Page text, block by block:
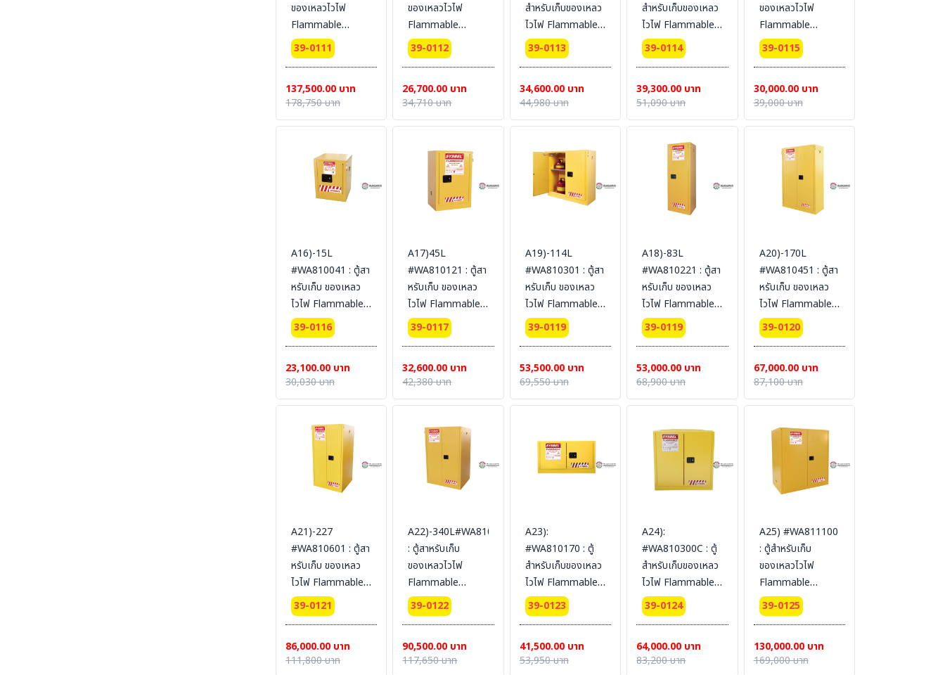
ของเหลวไวไฟ
Flammable
Cabinets 434 L 2
door (manual)
Packing
dimension
165x150x86
สายดิน)
39-0111
137,500.00 บาท
178,750 บาท
ของเหลวไวไฟ
Flammable
Cabinets 38 L 1
door (manual)
Ext dimension
64x59x60
SYSBEL (ไม่รวม
39-0112
26,700.00 บาท
34,710 บาท
สำหรับเก็บของเหลว
ไวไฟ Flammable
Cabinets 45 L 2
door (manual)
Ext dimension
46x109x46
SYSBEL (ไม่รวม
39-0113
34,600.00 บาท
44,980 บาท
สำหรับเก็บของเหลว
ไวไฟ Flammable
Cabinets 64 L 2
door (manual)
Ext dimension
61x109x46
SYSBEL (ไม่รวม
สายดิน)
39-0114
39,300.00 บาท
51,090 บาท
ของเหลวไวไฟ
Flammable
Cabinets 57 L 1
door (manual)
Ext dimension
112x59x46
SYSBEL (ไม่รวม
39-0115
30,000.00 บาท
39,000 บาท
A16)-15L
#WA810041 : ตู้สา
หรับเก็บ ของเหลว
ไวไฟ Flammable
Cabinets 15 L 1
door (self-close)
Ext dimension
56x43x43
SYSBEL (ไม่รวม
สายดิน)
39-0116
23,100.00 บาท
30,030 บาท
A17)45L
#WA810121 : ตู้สา
หรับเก็บ ของเหลว
ไวไฟ Flammable
Cabinets 45 L 1
door (self-close)
Ext dimension
89x59x46
SYSBEL (ไม่รวม
39-0117
32,600.00 บาท
42,380 บาท
A19)-114L
#WA810301 : ตู้สา
หรับเก็บ ของเหลว
ไวไฟ Flammable
Cabinets 114 L 2
door (self-close)
Ext dimension
112x109x46
SYSBEL (ไม่รวม
39-0119
53,500.00 บาท
69,550 บาท
A18)-83L
#WA810221 : ตู้สา
หรับเก็บ ของเหลว
ไวไฟ Flammable
Cabinets 114 L 2
door (self-close)
Ext dimension
112x109x46
SYSBEL (ไม่รวม
39-0119
53,000.00 บาท
68,900 บาท
A20)-170L
#WA810451 : ตู้สา
หรับเก็บ ของเหลว
ไวไฟ Flammable
Cabinets 170 L 2
door (self-close)
Ext dimension
165x109x46
SYSBEL (ไม่รวม
39-0120
67,000.00 บาท
87,100 บาท
A21)-227
#WA810601 : ตู้สา
หรับเก็บ ของเหลว
ไวไฟ Flammable
Cabinets 227 L 2
door (self-close)
Ext dimension
165x86x86
39-0121
86,000.00 บาท
111,800 บาท
A22)-340L#WA810861
: ตู้สาหรับเก็บ
ของเหลวไวไฟ
Flammable
Cabinets 340 L 2
door (self-close)
Ext dimension
165x109x86
39-0122
90,500.00 บาท
117,650 บาท
A23):
#WA810170 : ตู้
สำหรับเก็บของเหลว
ไวไฟ Flammable
Cabinets 64 L 2
door (manual)
Ext dimension
61x109x46
39-0123
41,500.00 บาท
53,950 บาท
A24):
#WA810300C : ตู้
สำหรับเก็บของเหลว
ไวไฟ Flammable
Cabinets 114 L 3
door (manual)
Ext dimension
112x109x55
39-0124
64,000.00 บาท
83,200 บาท
A25) #WA811100
: ตู้สำหรับเก็บ
ของเหลวไวไฟ
Flammable
Cabinets 415 L 2
door (manual)
Ext dimension
165x150x86
39-0125
130,000.00 บาท
169,000 บาท